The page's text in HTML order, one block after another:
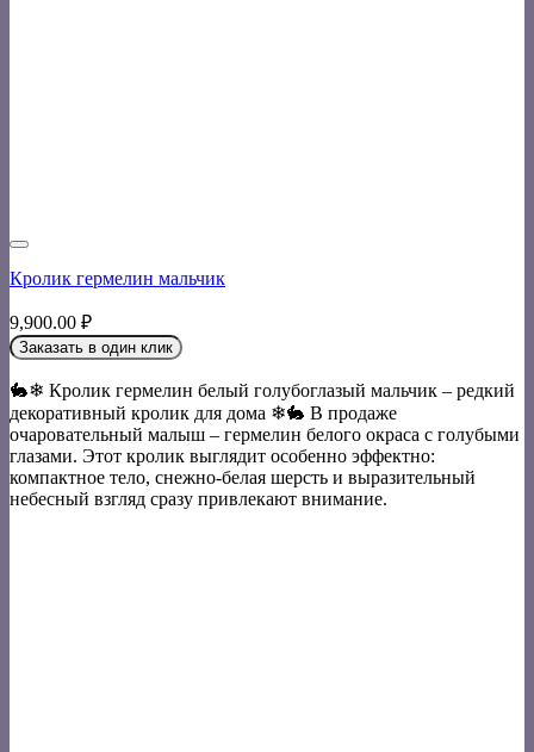
Кролик гермелин мальчик
9,900.00 ₽
Заказать в один клик
🐇❄ Кролик гермелин белый голубоглазый мальчик – редкий
декоративный кролик для дома ❄🐇 В продаже
очаровательный малыш – гермелин белого окраса с голубыми
глазами. Этот кролик выглядит особенно эффектно:
компактное тело, снежно-белая шерсть и выразительный
небесный взгляд сразу привлекают внимание.